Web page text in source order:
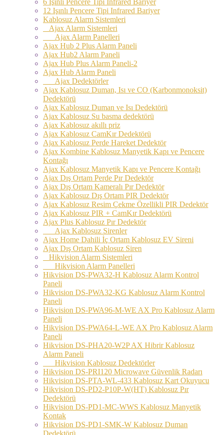
12 Işınlı Pencere Tipi Infrared Bariyer
Kablosuz Alarm Sistemleri
Ajax Alarm Sistemleri
Ajax Alarm Panelleri
Ajax Hub 2 Plus Alarm Paneli
Ajax Hub2 Alarm Paneli
Ajax Hub Plus Alarm Paneli-2
Ajax Hub Alarm Paneli
Ajax Dedektörler
Ajax Kablosuz Duman, Isı ve CO (Karbonmonoksit)
Dedektörü
Ajax Kablosuz Duman ve Isı Dedektörü
Ajax Kablosuz Su basma dedektörü
Ajax Kablosuz akıllı priz
Ajax Kablosuz CamKır Dedektörü
Ajax Kablosuz Perde Hareket Dedektör
Ajax Kombine Kablosuz Manyetik Kapı ve Pencere
Kontağı
Ajax Kablosuz Manyetik Kapı ve Pencere Kontağı
Ajax Dış Ortam Perde Pır Dedektör
Ajax Dış Ortam Kameralı Pır Dedektör
Ajax Kablosuz Dış Ortam PIR Dedektör
Ajax Kablosuz Resim Çekme Özellikli PIR Dedektör
Ajax Kablosuz PIR + CamKır Dedektörü
Ajax Plus Kablosuz Pır Dedektör
Ajax Kablosuz Sirenler
Ajax Home Dahili İç Ortam Kablosuz EV Sireni
Ajax Dış Ortam Kablosuz Siren
Hikvision Alarm Sistemleri
Hikvision Alarm Panelleri
Hikvision DS-PWA32-H Kablosuz Alarm Kontrol
Paneli
Hikvision DS-PWA32-KG Kablosuz Alarm Kontrol
Paneli
Hikvision DS-PWA96-M-WE AX Pro Kablosuz Alarm
Paneli
Hikvision DS-PWA64-L-WE AX Pro Kablosuz Alarm
Paneli
Hikvision DS-PHA20-W2P AX Hibrir Kablosuz
Alarm Paneli
Hikvision Kablosuz Dedektörler
Hikvision DS-PRI120 Microwave Güvenlik Radarı
Hikvision DS-PTA-WL-433 Kablosuz Kart Okuyucu
Hikvision DS-PD2-P10P-W(HT) Kablosuz Pır
Dedektörü
Hikvision DS-PD1-MC-WWS Kablosuz Manyetik
Kontak
Hikvision DS-PD1-SMK-W Kablosuz Duman
Dedektörü